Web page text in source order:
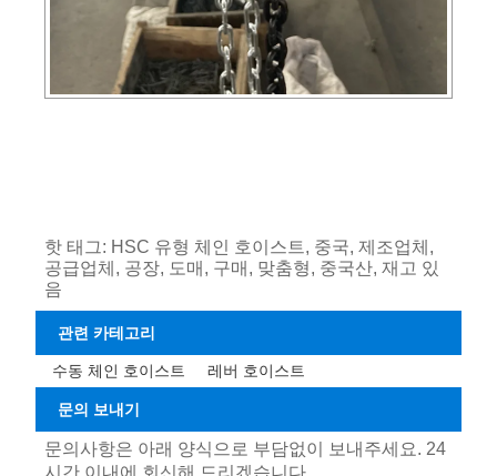
핫 태그: HSC 유형 체인 호이스트, 중국, 제조업체,
공급업체, 공장, 도매, 구매, 맞춤형, 중국산, 재고 있
음
관련 카테고리
수동 체인 호이스트 레버 호이스트
문의 보내기
문의사항은 아래 양식으로 부담없이 보내주세요. 24
시간 이내에 회신해 드리겠습니다.